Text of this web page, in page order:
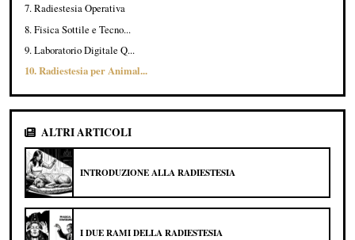
7. Radiestesia Operativa
8. Fisica Sottile e Tecno...
9. Laboratorio Digitale Q...
10. Radiestesia per Animal...
ALTRI ARTICOLI
INTRODUZIONE ALLA RADIESTESIA
I DUE RAMI DELLA RADIESTESIA